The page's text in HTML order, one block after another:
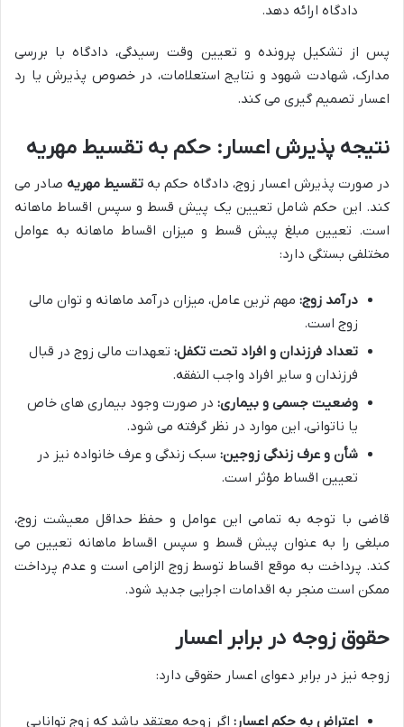
دادگاه ارائه دهد.
پس از تشکیل پرونده و تعیین وقت رسیدگی، دادگاه با بررسی
مدارک، شهادت شهود و نتایج استعلامات، در خصوص پذیرش یا رد
اعسار تصمیم گیری می کند.
نتیجه پذیرش اعسار: حکم به تقسیط مهریه
در صورت پذیرش اعسار زوج، دادگاه حکم به تقسیط مهریه صادر می
کند. این حکم شامل تعیین یک پیش قسط و سپس اقساط ماهانه
است. تعیین مبلغ پیش قسط و میزان اقساط ماهانه به عوامل
مختلفی بستگی دارد:
درآمد زوج: مهم ترین عامل، میزان درآمد ماهانه و توان مالی
زوج است.
تعداد فرزندان و افراد تحت تکفل: تعهدات مالی زوج در قبال
فرزندان و سایر افراد واجب النفقه.
وضعیت جسمی و بیماری: در صورت وجود بیماری های خاص
یا ناتوانی، این موارد در نظر گرفته می شود.
شأن و عرف زندگی زوجین: سبک زندگی و عرف خانواده نیز در
تعیین اقساط مؤثر است.
قاضی با توجه به تمامی این عوامل و حفظ حداقل معیشت زوج،
مبلغی را به عنوان پیش قسط و سپس اقساط ماهانه تعیین می
کند. پرداخت به موقع اقساط توسط زوج الزامی است و عدم پرداخت
ممکن است منجر به اقدامات اجرایی جدید شود.
حقوق زوجه در برابر اعسار
زوجه نیز در برابر دعوای اعسار حقوقی دارد:
اعتراض به حکم اعسار: اگر زوجه معتقد باشد که زوج توانایی